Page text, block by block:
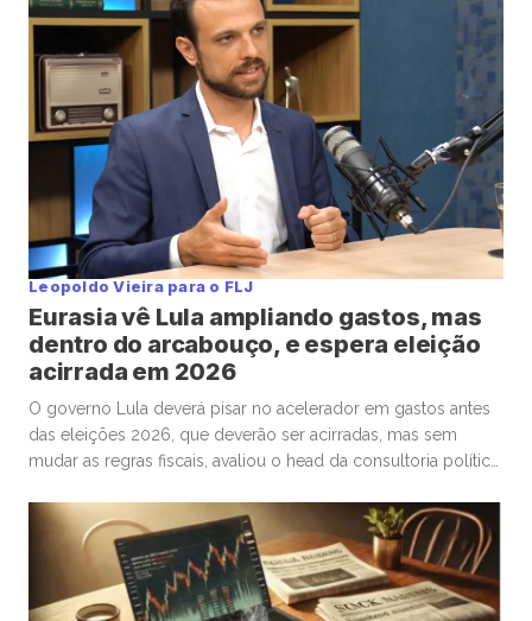
Leopoldo Vieira para o FLJ
Eurasia vê Lula ampliando gastos, mas
dentro do arcabouço, e espera eleição
acirrada em 2026
O governo Lula deverá pisar no acelerador em gastos antes
das eleições 2026, que deverão ser acirradas, mas sem
mudar as regras fiscais, avaliou o head da consultoria política
político e colunista do Faria Lima Journal, Leopoldo Vieira.
Na conversa, o diretor da Eurasia fez […]